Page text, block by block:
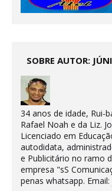
SOBRE AUTOR:
34 anos de idade, Rui-
Rafael Noah e da Liz.
Licenciado em
autodidata,
e Publicitário no ramo
empresa "sS
penas whatsapp.